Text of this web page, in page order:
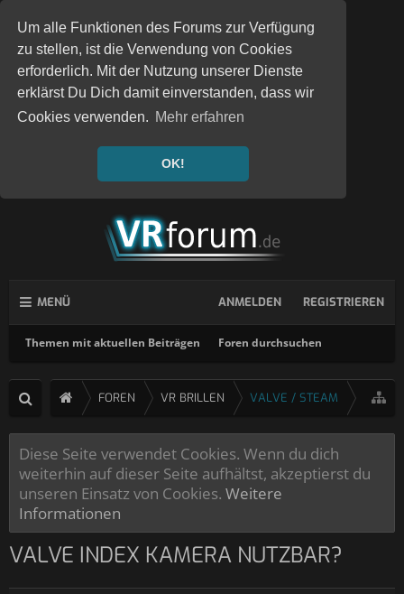
Um alle Funktionen des Forums zur Verfügung
zu stellen, ist die Verwendung von Cookies
erforderlich. Mit der Nutzung unserer Dienste
erklärst Du Dich damit einverstanden, dass wir
Cookies verwenden. Mehr erfahren
OK!
MENÜ
Themen mit aktuellen Beiträgen Foren durchsuchen
ANMELDEN REGISTRIEREN
FOREN VR BRILLEN VALVE / STEAM
Diese Seite verwendet Cookies. Wenn du dich
weiterhin auf dieser Seite aufhältst, akzeptierst du
unseren Einsatz von Cookies. Weitere
Informationen
VALVE INDEX KAMERA NUTZBAR?